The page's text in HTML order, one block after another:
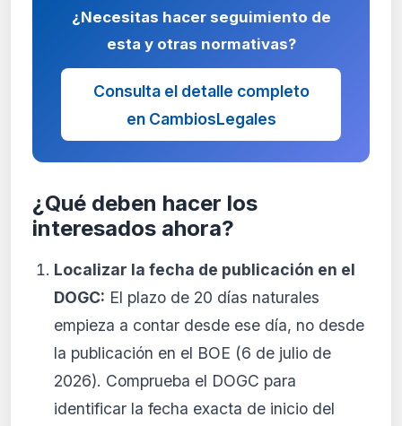
¿Necesitas hacer seguimiento de
esta y otras normativas?
Consulta el detalle completo
en CambiosLegales
¿Qué deben hacer los
interesados ahora?
Localizar la fecha de publicación en el
DOGC: El plazo de 20 días naturales
empieza a contar desde ese día, no desde
la publicación en el BOE (6 de julio de
2026). Comprueba el DOGC para
identificar la fecha exacta de inicio del